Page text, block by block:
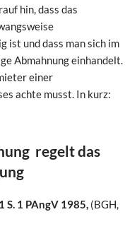
hin, dass das
ist und dass man sich im
Abmahnung einhandelt.
einer
achte musst. In kurz:
regelt das
S. 1 PAngV 1985, (BGH,